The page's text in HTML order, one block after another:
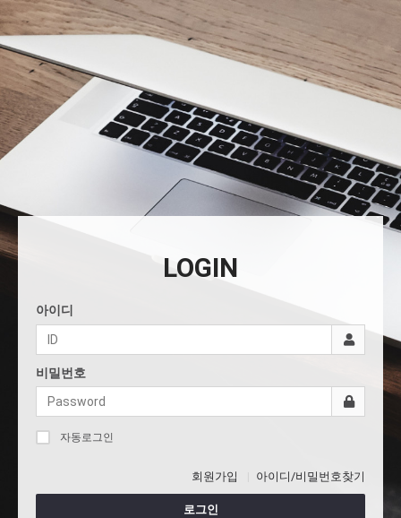
LOGIN
아이디
비밀번호
자동로그인
회원가입 아이디/비밀번호찾기
로그인